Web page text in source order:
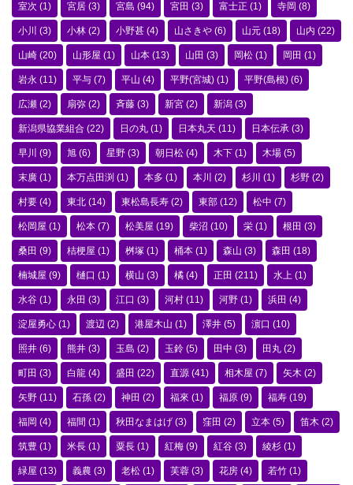
室次 (1) 宮居 (3) 宮島 (94) 宮田 (3) 富士正 (1) 寺岡 (8)
小川 (3) 小林 (2) 小野甚 (4) 山さきや (6) 山元 (18) 山内 (22)
山崎 (20) 山形屋 (1) 山本 (13) 山田 (3) 岡松 (1) 岡田 (1)
岩永 (11) 平与 (7) 平山 (4) 平野(宮城) (1) 平野(島根) (6)
広瀬 (2) 扇弥 (2) 斉藤 (3) 新宮 (2) 新潟 (3)
新潟県協業組合 (22) 日の丸 (1) 日本丸天 (11) 日本伝承 (3)
早川 (9) 旭 (6) 星野 (3) 朝日松 (4) 木下 (1) 木場 (5)
末廣 (1) 本万点田渕 (1) 本多 (1) 本川 (2) 杉川 (1) 杉野 (2)
村要 (4) 東北 (14) 東松島長寿 (2) 東部 (12) 松中 (7)
松岡屋 (1) 松本 (7) 松美屋 (19) 柴沼 (10) 栄 (1) 根田 (3)
桑田 (9) 桔梗屋 (1) 桝塚 (1) 桶本 (1) 森山 (3) 森田 (18)
楠城屋 (9) 樋口 (1) 横山 (3) 橘 (4) 正田 (211) 水上 (1)
水谷 (1) 永田 (3) 江口 (3) 河村 (11) 河野 (1) 浜田 (4)
淀屋勇心 (1) 渡辺 (2) 港屋木山 (1) 澤井 (5) 濵口 (10)
照井 (6) 熊井 (3) 玉島 (2) 玉鈴 (5) 田中 (3) 田丸 (2)
町田 (3) 白龍 (4) 盛田 (22) 直源 (41) 相木屋 (7) 矢木 (2)
矢野 (11) 石孫 (2) 神田 (2) 福來 (1) 福原 (9) 福寿 (19)
福岡 (4) 福間 (1) 秋田なまはげ (3) 窪田 (2) 立本 (5) 笛木 (2)
筑豊 (1) 米長 (1) 粟長 (1) 紅梅 (9) 紅谷 (3) 綾杉 (1)
緑屋 (13) 義農 (3) 老松 (1) 芙蓉 (3) 花房 (4) 若竹 (1)